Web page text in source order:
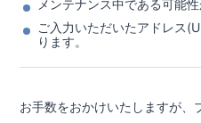
メンテナンス中である可能性
ご入力いただいたアドレス
ります。
お手数をおかけいたしますが、